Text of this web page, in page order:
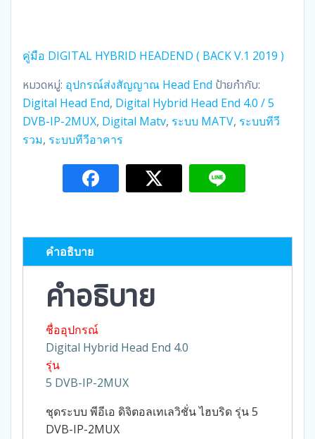
คู่มือ DIGITAL HYBRID HEADEND ( BACK V.1 2019 )
หมวดหมู่: อุปกรณ์ส่งสัญญาณ Head End ป้ายกำกับ:
Digital Head End, Digital Hybrid Head End 4.0 / 5
DVB-IP-2MUX, Digital Matv, ระบบ MATV, ระบบทีวี
รวม, ระบบทีวีอาคาร
คำอธิบาย
คำอธิบาย
ชื่ออุปกรณ์
Digital Hybrid Head End 4.0
รุ่น
5 DVB-IP-2MUX
ชุดระบบ พีอีเอ ดิจิตอลเทเลวิชั่น ไฮบริด รุ่น 5
DVB-IP-2MUX